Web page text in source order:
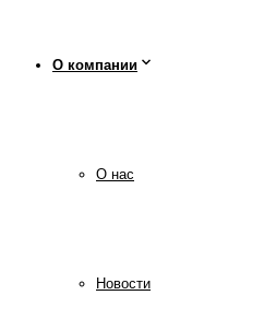
О компании
О нас
Новости